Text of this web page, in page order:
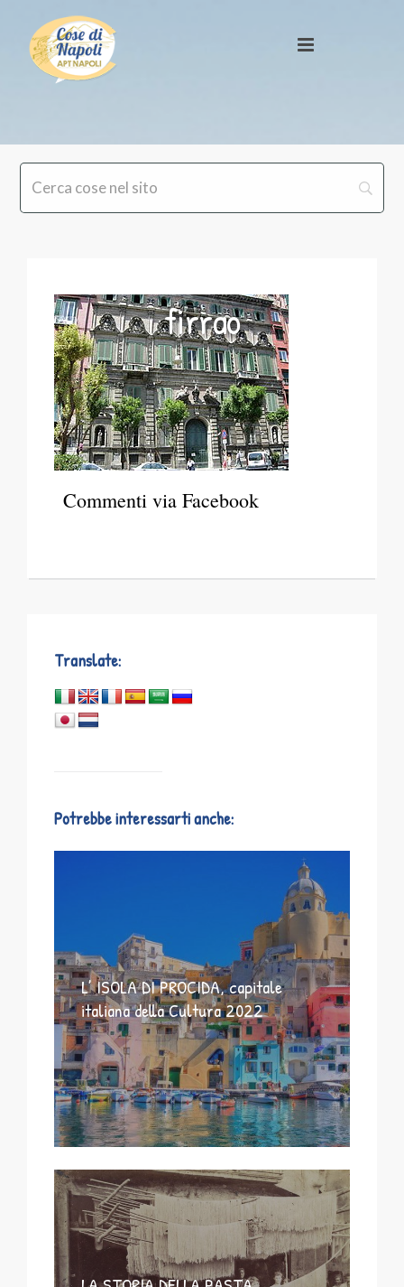
firrao
Commenti via Facebook
Translate:
Potrebbe interessarti anche:
L’ ISOLA DI PROCIDA, capitale
italiana della Cultura 2022